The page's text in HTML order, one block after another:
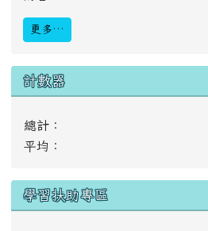
更多…
計數器
總計：
平均：
學習扶助專區